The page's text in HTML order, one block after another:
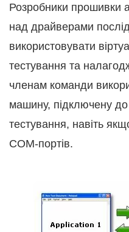
Розробники прошивки
над драйверами
використовувати
тестування та
членам команди
машину, підключену
тестування, навіть
COM-портів.